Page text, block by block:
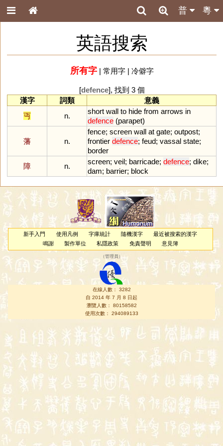
粵
普
英語搜索
所有字| 常用字| 冷僻字
[defence], 找到 3 個
漢字
詞類
意義
丏
n.
short wall to hide from arrows in
defence (parapet)
藩 n.
fence; screen wall at gate; outpost;
frontier defence; feud; vassal state;
border
障
n.
screen; veil; barricade; defence; dike;
dam; barrier; block
新手入門 使用凡例 字庫統計 隨機漢字
最近被搜索的漢字
鳴謝
製作單位 私隱政策 免責聲明 意見簿
（管理員 ）
在線人數： 3282
自 2014 年 7 月 8 日起
瀏覽人數： 80158582
使用次數： 294089133